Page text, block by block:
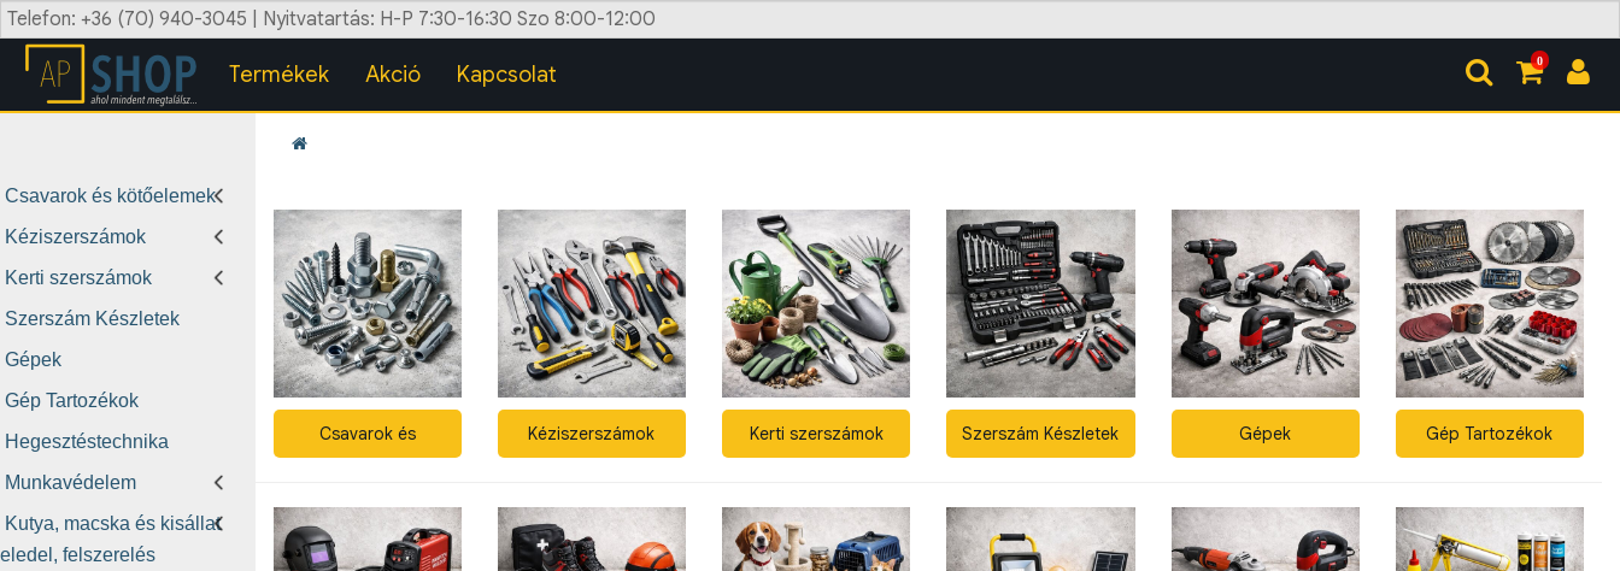
Telefon: +36 (70) 940-3045 | Nyitvatartás: H-P 7:30-16:30 Szo 8:00-12:00
0
Termékek Akció Kapcsolat
Csavarok és kötőelemek
Kéziszerszámok
Kerti szerszámok
Szerszám Készletek
Gépek
Gép Tartozékok
Hegesztéstechnika
Munkavédelem
Kutya, macska és kisállat
eledel, felszerelés
Csavarok és Kéziszerszámok Kerti szerszámok Szerszám Készletek Gépek Gép Tartozékok